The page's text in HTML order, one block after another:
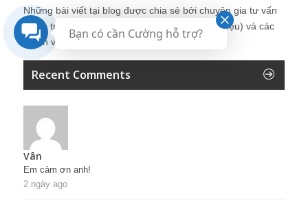
Những bài viết tại blog được chia sẻ bởi chuyên gia tư vấn
Quản trị Nhân sự Nguyễn Hùng Cường (
giới thiệu) và các
thành viên khác trong cộng đồng Nhân sự.
Recent Comments
Vân
Em cảm ơn anh!
2 ngày ago
Bạn có cần Cường hỗ trợ?